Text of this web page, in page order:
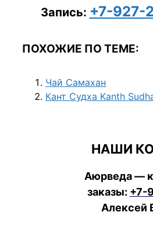
Запись: +7-927-
ПОХОЖИЕ ПО ТЕМЕ:
Чай Самахан
Кант Судха Kanth
НАШИ
Аюрведа —
заказы: +7-
Алексей